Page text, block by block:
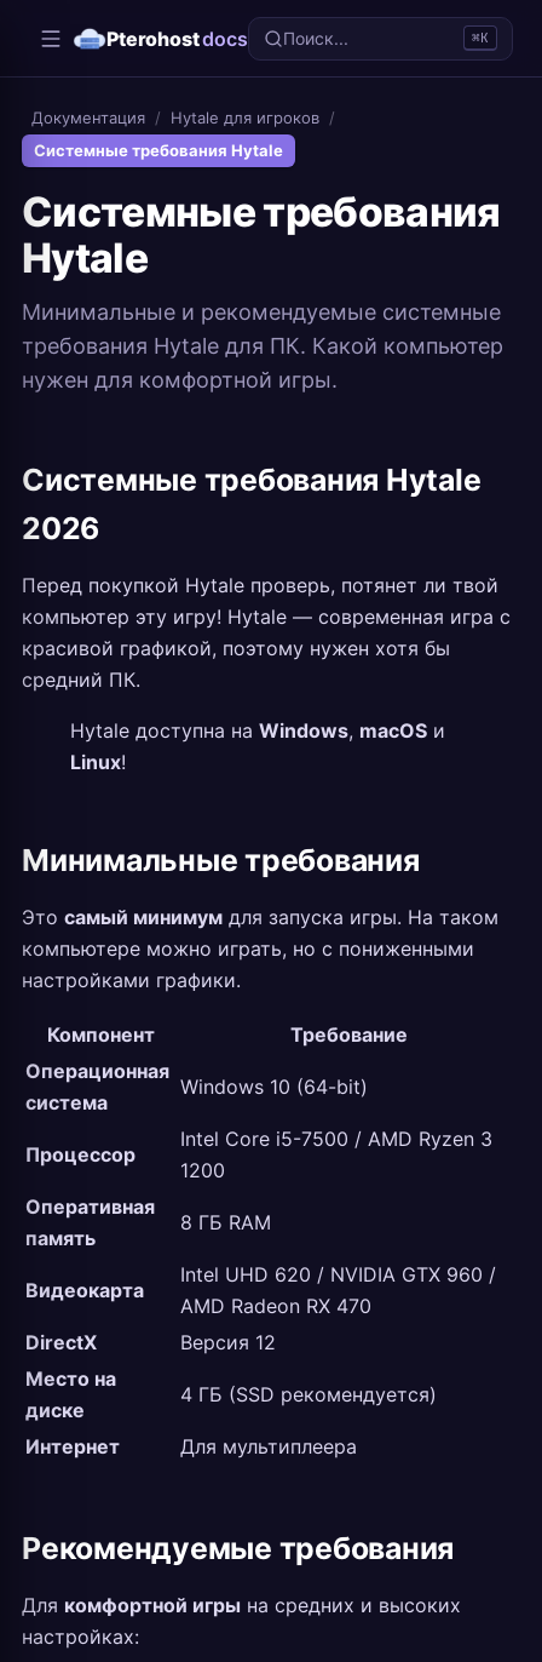
Pterohostdocs Поиск... ⌘K
Документация / Hytale для игроков /
Системные требования Hytale
Системные требования
Hytale
Минимальные и рекомендуемые системные
требования Hytale для ПК. Какой компьютер
нужен для комфортной игры.
Системные требования Hytale
2026
Перед покупкой Hytale проверь, потянет ли твой
компьютер эту игру! Hytale — современная игра с
красивой графикой, поэтому нужен хотя бы
средний ПК.
Hytale доступна на Windows, macOS и
Linux!
Минимальные требования
Это самый минимум для запуска игры. На таком
компьютере можно играть, но с пониженными
настройками графики.
Компонент
Требование
Операционная
система
Windows 10 (64-bit)
Процессор
Intel Core i5-7500 / AMD Ryzen 3
1200
Оперативная
память
8 ГБ RAM
Видеокарта
Intel UHD 620 / NVIDIA GTX 960 /
AMD Radeon RX 470
DirectX
Версия 12
Место на
диске
4 ГБ (SSD рекомендуется)
Интернет Для мультиплеера
Рекомендуемые требования
Для комфортной игры на средних и высоких
настройках: